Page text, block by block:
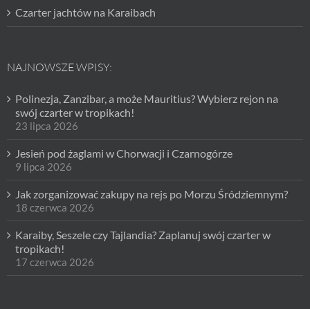
Czarter jachtów na Karaibach
NAJNOWSZE WPISY:
Polinezja, Zanzibar, a może Mauritius? Wybierz rejon na
swój czarter w tropikach!
23 lipca 2026
Jesień pod żaglami w Chorwacji i Czarnogórze
9 lipca 2026
Jak zorganizować zakupy na rejs po Morzu Śródziemnym?
18 czerwca 2026
Karaiby, Seszele czy Tajlandia? Zaplanuj swój czarter w
tropikach!
17 czerwca 2026